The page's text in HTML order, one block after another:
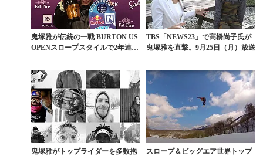
鬼塚雅が伝統の一戦 BURTON US
OPENスロープスタイルで2年連続
TBS「NEWS23」で高橋尚子氏が
鬼塚雅を直撃。9月25日（月）放送
鬼塚雅がトップライダーを多数抱
スロープ＆ビッグエア世界トップ